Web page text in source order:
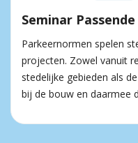
Seminar
Parkeernormen spelen
projecten. Zowel vanuit
stedelijke gebieden als
bij de bouw en daarmee